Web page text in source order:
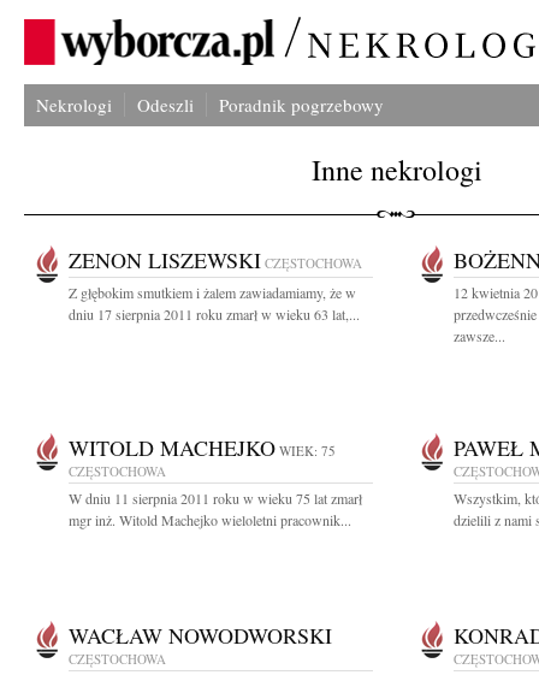
Nekrologi Odeszli Poradnik pogrzebowy
Inne nekrologi
ZENON LISZEWSKI CZĘSTOCHOWA
Z głębokim smutkiem i żalem zawiadamiamy, że w
dniu 17 sierpnia 2011 roku zmarł w wieku 63 lat,...
12 kwietnia
zawsze...
WITOLD MACHEJKO WIEK: 75
CZĘSTOCHOWA
W dniu 11 sierpnia 2011 roku w wieku 75 lat zmarł
mgr inż. Witold Machejko wieloletni pracownik...
PAWEŁ
Wszystkim,
dzielili z nami
WACŁAW NOWODWORSKI
CZĘSTOCHOWA